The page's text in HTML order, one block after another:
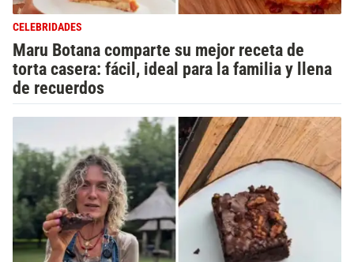
CELEBRIDADES
Maru Botana comparte su mejor receta de
torta casera: fácil, ideal para la familia y llena
de recuerdos